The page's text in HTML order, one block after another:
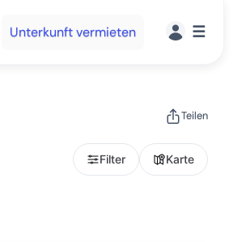
Unterkunft vermieten ☰
Teilen
Filter Karte